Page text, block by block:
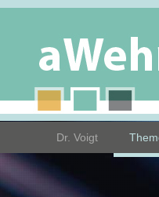
Dr. Voigt